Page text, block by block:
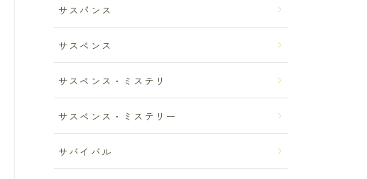
サスパンス
サスペンス
サスペンス・ミステリ
サスペンス・ミステリー
サバイバル